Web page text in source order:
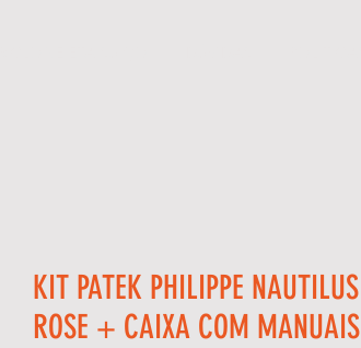
KIT PATEK PHILIPPE NAUTILUS
ROSE + CAIXA COM MANUAIS